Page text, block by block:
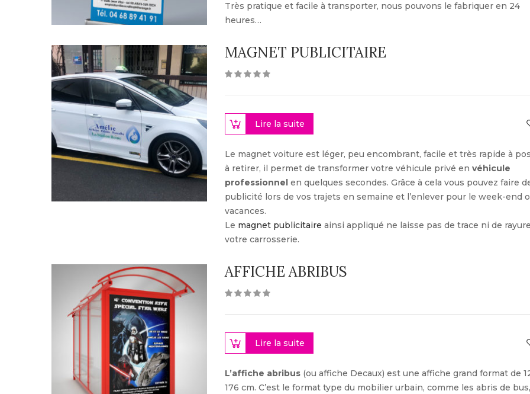
Très pratique et facile à transporter, nous pouvons le fabriquer en 24
heures…
MAGNET PUBLICITAIRE
Lire la suite
Le magnet voiture est léger, peu encombrant, facile et très rapide à
à retirer, il permet de transformer votre véhicule privé envéhicule
professionnel en quelques secondes. Grâce à cela vous pouvez faire
publicité lors de vos trajets en semaine et l’enlever pour le week-end
vacances.
Le magnet publicitaire ainsi appliqué ne laisse pas de trace ni de
votre carrosserie.
AFFICHE ABRIBUS
Lire la suite
L’affiche abribus (ou affiche Decaux) est une affiche grand format de
176 cm. C’est le format type du mobilier urbain, comme les abris de bus,